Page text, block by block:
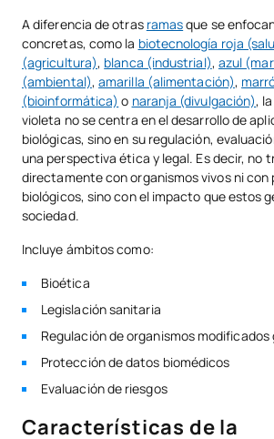
A diferencia de otras ramasque se
concretas, como la biotecnología roja
(agricultura), blanca (industrial), azul
(ambiental),amarilla (alimentación),
(bioinformática) o naranja (divulgación),
violeta no se centra en el desarrollo de
biológicas, sino en su regulación,
una perspectiva ética y legal. Es decir, no
directamente con organismos vivos ni con
biológicos, sino con el impacto que estos
sociedad.
Incluye ámbitos como:
Bioética
Legislación sanitaria
Regulación de organismos
Protección de datos biomédicos
Evaluación de riesgos
Características de la